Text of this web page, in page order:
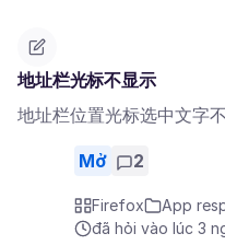
地址栏光标不显示
地址栏位置光标选中文字
Mở 2
Firefox
App
đã hỏi vào lúc 3